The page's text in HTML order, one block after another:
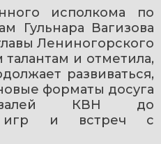
исполкома по
Гульнара Вагизова
Лениногорского
и отметила,
развиваться,
форматы досуга
КВН до
игр и встреч с